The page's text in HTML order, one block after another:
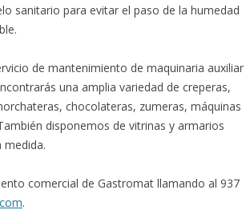
sanitario para evitar el paso de la humedad
de mantenimiento de maquinaria auxiliar
una amplia variedad de creperas,
chocolateras, zumeras, máquinas
disponemos de vitrinas y armarios
comercial de Gastromat llamando al 937
.